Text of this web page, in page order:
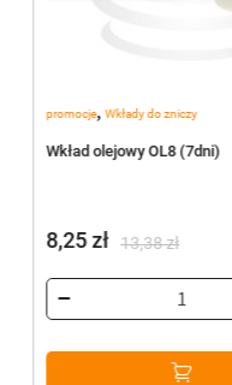
promocje, Wkłady do zniczy
Wkład olejowy OL8 (7dni)
13,38zł
cena
wynosiła:
13,38 zł.
8,25zł
cena
wynosi:
8,25 zł.